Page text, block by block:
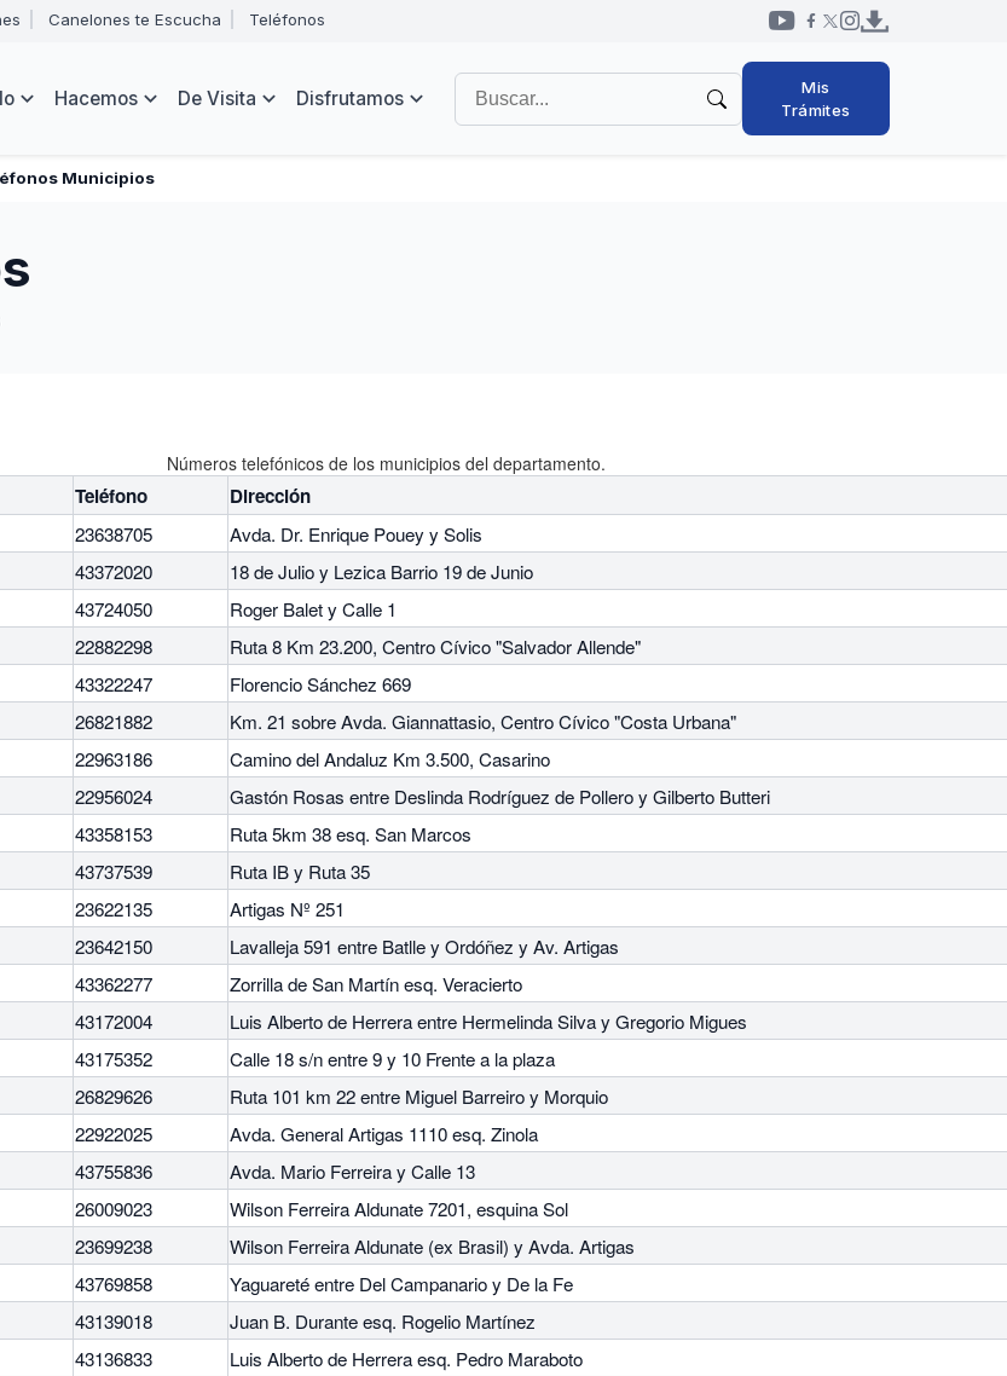
de
Abrir
menú
navegación
Canelones te Escucha Teléfonos
Redes
sociales
cabezal
Hacemos De Visita Disfrutamos
Buscar
en
el
Mis
Trámites
Municipios
Números telefónicos de los municipios del departamento.
Teléfono
Dirección
23638705
Avda. Dr. Enrique Pouey y Solis
43372020
18 de Julio y Lezica Barrio 19 de Junio
43724050
Roger Balet y Calle 1
22882298
Ruta 8 Km 23.200, Centro Cívico "Salvador Allende"
43322247
Florencio Sánchez 669
26821882
Km. 21 sobre Avda. Giannattasio, Centro Cívico "Costa Urbana"
22963186
Camino del Andaluz Km 3.500, Casarino
22956024
Gastón Rosas entre Deslinda Rodríguez de Pollero y Gilberto Butteri
43358153
Ruta 5km 38 esq. San Marcos
43737539
Ruta IB y Ruta 35
23622135
Artigas Nº 251
23642150
Lavalleja 591 entre Batlle y Ordóñez y Av. Artigas
43362277
Zorrilla de San Martín esq. Veracierto
43172004
Luis Alberto de Herrera entre Hermelinda Silva y Gregorio Migues
43175352
Calle 18 s/n entre 9 y 10 Frente a la plaza
26829626
Ruta 101 km 22 entre Miguel Barreiro y Morquio
22922025
Avda. General Artigas 1110 esq. Zinola
43755836
Avda. Mario Ferreira y Calle 13
26009023
Wilson Ferreira Aldunate 7201, esquina Sol
23699238
Wilson Ferreira Aldunate (ex Brasil) y Avda. Artigas
43769858
Yaguareté entre Del Campanario y De la Fe
43139018
Juan B. Durante esq. Rogelio Martínez
43136833
Luis Alberto de Herrera esq. Pedro Maraboto